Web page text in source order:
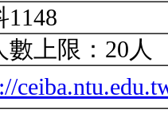
1148
數上限：20人